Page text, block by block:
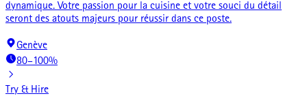
dynamique. Votre passion pour la cuisine et votre souci du détail
seront des atouts majeurs pour réussir dans ce poste.
Genève
80–100%
Try & Hire